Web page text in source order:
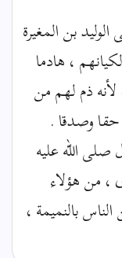
بن المغيرة
، هادما
لأنه ذم لهم من
وصدقا .
الله عليه
، من هؤلاء
بالنميمة ،